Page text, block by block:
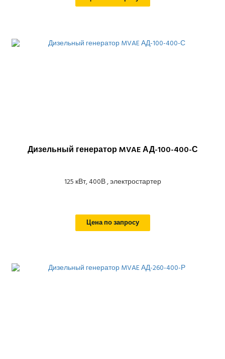
Дизельный генератор MVAE АД-100-400-С
125 кВт, 400В , электростартер
Цена по запросу